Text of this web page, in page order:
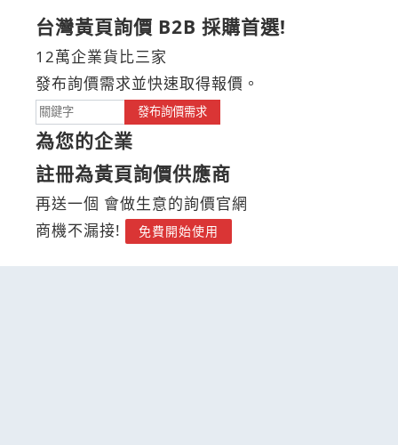
台灣黃頁詢價 B2B 採購首選!
12萬企業貨比三家
發布詢價需求並快速取得報價。
發布詢價需求
為您的企業
註冊為黃頁詢價供應商
再送一個 會做生意的詢價官網
商機不漏接!
免費開始使用